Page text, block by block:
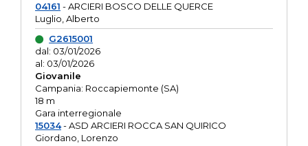
04161 - ARCIERI BOSCO DELLE QUERCE
Luglio, Alberto
G2615001
dal: 03/01/2026
al: 03/01/2026
Giovanile
Campania: Roccapiemonte (SA)
18 m
Gara interregionale
15034- ASD ARCIERI ROCCA SAN QUIRICO
Giordano, Lorenzo